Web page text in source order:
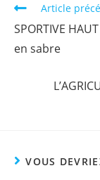
Article
SPORTIVE
en sabre
VOUS